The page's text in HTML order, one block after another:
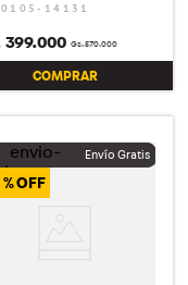
14131
Gs.570.000
399.000
COMPRAR